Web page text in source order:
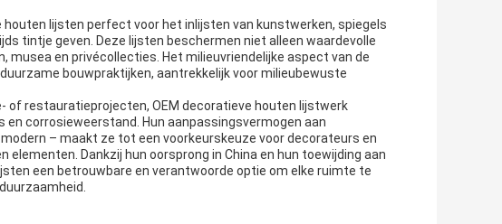
houten lijsten perfect voor het inlijsten van kunstwerken, spiegels
tintje geven. Deze lijsten beschermen niet alleen waardevolle
musea en privécollecties. Het milieuvriendelijke aspect van de
bouwpraktijken, aantrekkelijk voor milieubewuste
of restauratieprojecten, OEM decoratieve houten lijstwerk
corrosieweerstand. Hun aanpassingsvermogen aan
– maakt ze tot een voorkeurskeuze voor decorateurs en
elementen. Dankzij hun oorsprong in China en hun toewijding aan
een betrouwbare en verantwoorde optie om elke ruimte te